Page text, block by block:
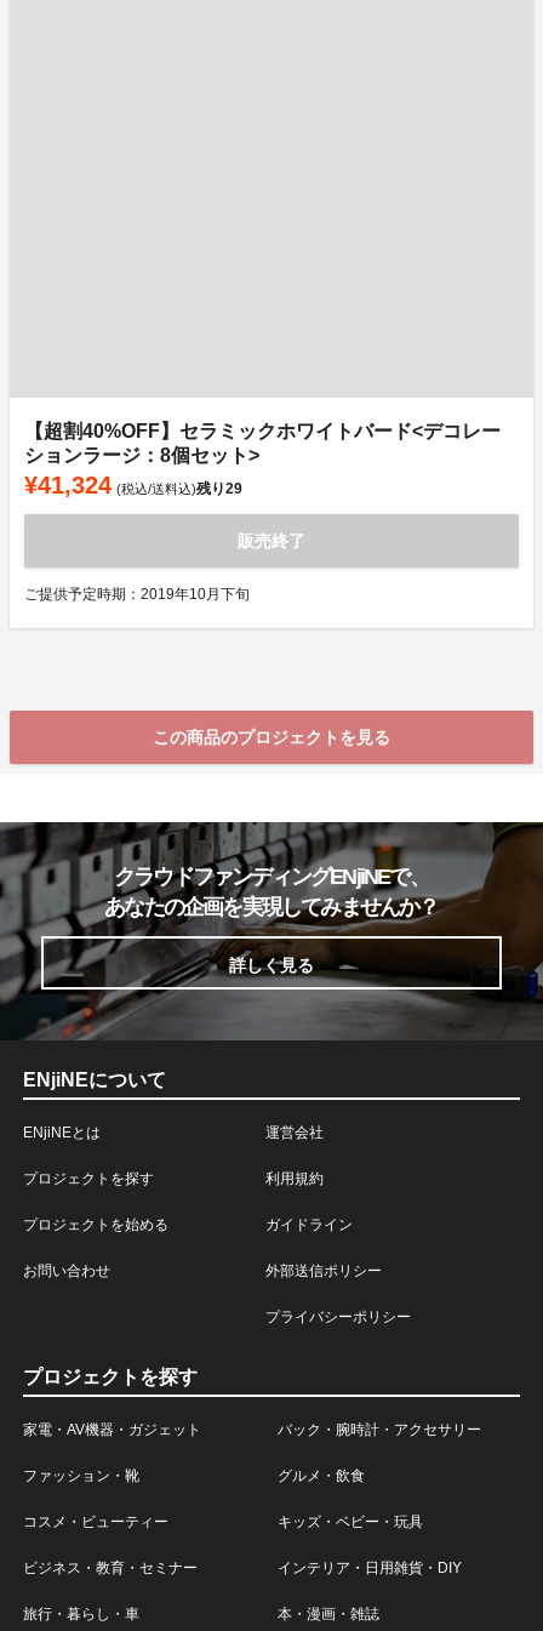
【超割40%OFF】セラミックホワイトバード<デコレー
ションラージ：8個セット>
¥41,324 (税込/送料込)残り29
販売終了
ご提供予定時期：2019年10月下旬
この商品のプロジェクトを見る
クラウドファンディングENjiNEで、
あなたの企画を実現してみませんか？
詳しく見る
ENjiNEについて
ENjiNEとは
プロジェクトを探す
プロジェクトを始める
お問い合わせ
運営会社
利用規約
ガイドライン
外部送信ポリシー
プライバシーポリシー
プロジェクトを探す
家電・AV機器・ガジェット バック・腕時計・アクセサリー
ファッション・靴 グルメ・飲食
コスメ・ビューティー キッズ・ベビー・玩具
ビジネス・教育・セミナー インテリア・日用雑貨・DIY
旅行・暮らし・車 本・漫画・雑誌